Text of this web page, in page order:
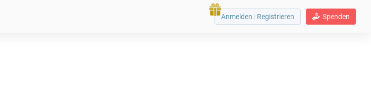
Spenden
Anmelden | Registrieren